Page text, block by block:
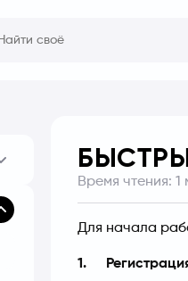
Время чтения: 1
Для начала
1.